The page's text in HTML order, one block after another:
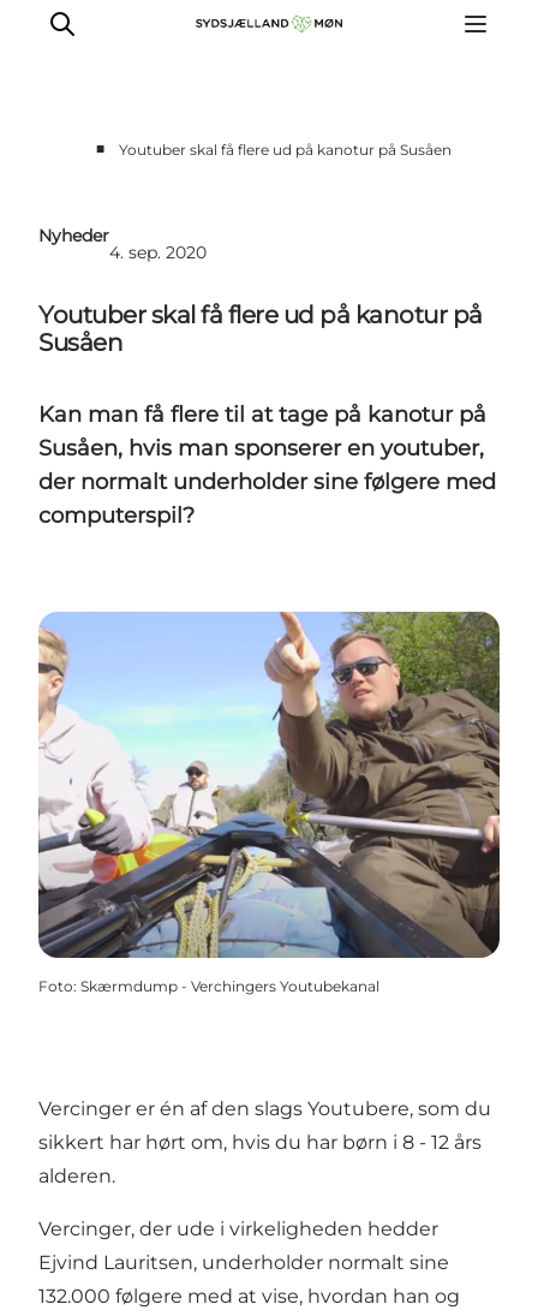
Presse
Projekter
Billeddatabase
Nyhedsbrev
■ Youtuber skal få flere ud på kanotur på Susåen
Nyheder
4. sep. 2020
Youtuber skal få flere ud på kanotur på
Susåen
Kan man få flere til at tage på kanotur på
Susåen, hvis man sponserer en youtuber,
der normalt underholder sine følgere med
computerspil?
Foto: Skærmdump - Verchingers Youtubekanal
Vercinger er én af den slags Youtubere, som du
sikkert har hørt om, hvis du har børn i 8 - 12 års
alderen.
Vercinger, der ude i virkeligheden hedder
Ejvind Lauritsen, underholder normalt sine
132.000 følgere med at vise, hvordan han og